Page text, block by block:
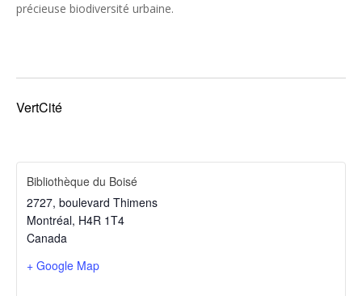
précieuse biodiversité urbaine.
VertCité
Bibliothèque du Boisé
2727, boulevard Thimens
Montréal, H4R 1T4
Canada
+ Google Map